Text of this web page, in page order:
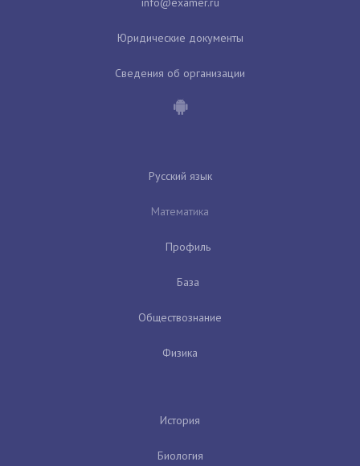
Юридические документы
Сведения об организации
Русский язык
Математика
Профиль
База
Обществознание
Физика
История
Биология